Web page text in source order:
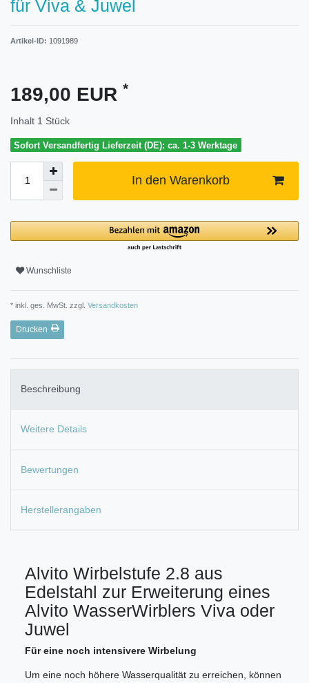
für Viva & Juwel
Artikel-ID: 1091989
189,00 EUR *
Inhalt 1 Stück
Sofort Versandfertig Lieferzeit (DE): ca. 1-3 Werktage
In den Warenkorb
Wunschliste
* inkl. ges. MwSt. zzgl. Versandkosten
Drucken
Beschreibung
Weitere Details
Bewertungen
Herstellerangaben
Alvito Wirbelstufe 2.8 aus
Edelstahl zur Erweiterung eines
Alvito WasserWirblers Viva oder
Juwel
Für eine noch intensivere Wirbelung
Um eine noch höhere Wasserqualität zu erreichen, können